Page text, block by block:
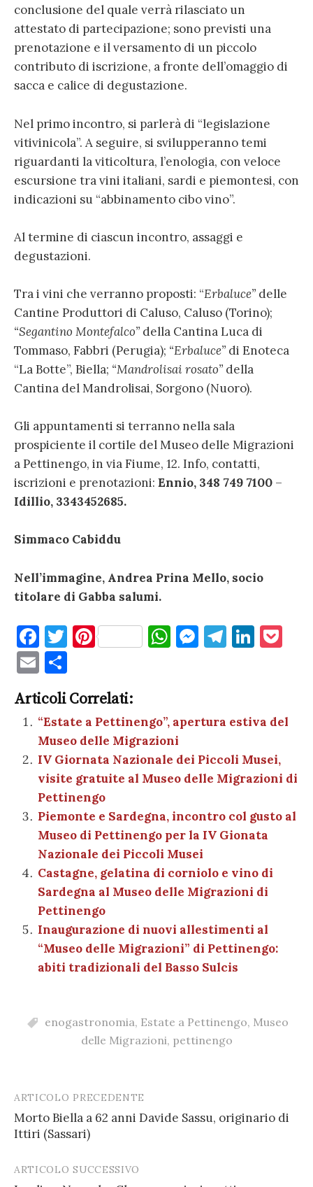
conclusione del quale verrà rilasciato un
attestato di partecipazione; sono previsti una
prenotazione e il versamento di un piccolo
contributo di iscrizione, a fronte dell’omaggio di
sacca e calice di degustazione.
Nel primo incontro, si parlerà di “legislazione
vitivinicola”. A seguire, si svilupperanno temi
riguardanti la viticoltura, l’enologia, con veloce
escursione tra vini italiani, sardi e piemontesi, con
indicazioni su “abbinamento cibo vino”.
Al termine di ciascun incontro, assaggi e
degustazioni.
Tra i vini che verranno proposti: “Erbaluce” delle
Cantine Produttori di Caluso, Caluso (Torino);
“Segantino Montefalco” della Cantina Luca di
Tommaso, Fabbri (Perugia); “Erbaluce” di Enoteca
“La Botte”, Biella; “Mandrolisai rosato” della
Cantina del Mandrolisai, Sorgono (Nuoro).
Gli appuntamenti si terranno nella sala
prospiciente il cortile del Museo delle Migrazioni
a Pettinengo, in via Fiume, 12. Info, contatti,
iscrizioni e prenotazioni: Ennio, 348 749 7100 –
Idillio, 3343452685.
Simmaco Cabiddu
Nell’immagine, Andrea Prina Mello, socio
titolare di Gabba salumi.
F
a
c
e
b
o
o
k
T
te
r
Pi
es
t
W
A
p
p
M
g
er
T
a
m
Li
dI et
E
m
ai
l
n
di
vi
di
Articoli Correlati:
“Estate a Pettinengo”, apertura estiva del
Museo delle Migrazioni
IV Giornata Nazionale dei Piccoli Musei,
visite gratuite al Museo delle Migrazioni di
Pettinengo
Piemonte e Sardegna, incontro col gusto al
Museo di Pettinengo per la IV Gionata
Nazionale dei Piccoli Musei
Castagne, gelatina di corniolo e vino di
Sardegna al Museo delle Migrazioni di
Pettinengo
Inaugurazione di nuovi allestimenti al
“Museo delle Migrazioni” di Pettinengo:
abiti tradizionali del Basso Sulcis
enogastronomia, Estate a Pettinengo, Museo
delle Migrazioni, pettinengo
Post
navigation
ARTICOLO PRECEDENTE
Morto Biella a 62 anni Davide Sassu, originario di
Ittiri (Sassari)
ARTICOLO SUCCESSIVO